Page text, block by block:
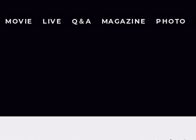
MOVIE LIVE Q＆A MAGAZINE PHOTO